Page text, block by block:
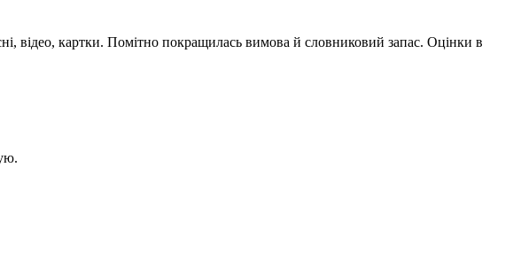
відео, картки. Помітно покращилась вимова й словниковий запас. Оцінки в